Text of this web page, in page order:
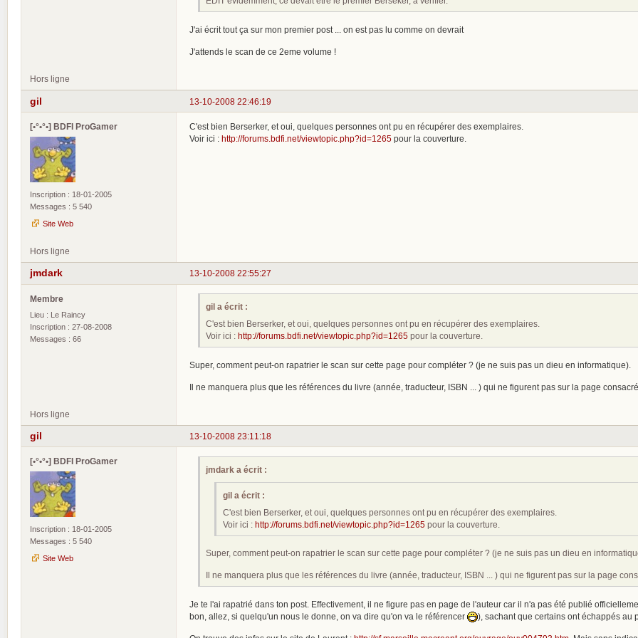
J'ai écrit tout ça sur mon premier post ... on est pas lu comme on devrait
J'attends le scan de ce 2eme volume !
Hors ligne
13-10-2008 22:46:19
gil
[•°•°•] BDFI ProGamer
Inscription : 18-01-2005
Messages : 5 540
Site Web
C'est bien Berserker, et oui, quelques personnes ont pu en récupérer des exemplaires.
Voir ici : http://forums.bdfi.net/viewtopic.php?id=1265 pour la couverture.
Hors ligne
13-10-2008 22:55:27
jmdark
Membre
Lieu : Le Raincy
Inscription : 27-08-2008
Messages : 66
gil a écrit :
C'est bien Berserker, et oui, quelques personnes ont pu en récupérer des exemplaires.
Voir ici : http://forums.bdfi.net/viewtopic.php?id=1265 pour la couverture.
Super, comment peut-on rapatrier le scan sur cette page pour compléter ? (je ne suis pas un dieu en informatique).
Il ne manquera plus que les références du livre (année, traducteur, ISBN ... ) qui ne figurent pas sur la page
Hors ligne
13-10-2008 23:11:18
gil
[•°•°•] BDFI ProGamer
Inscription : 18-01-2005
Messages : 5 540
Site Web
jmdark a écrit :
gil a écrit :
C'est bien Berserker, et oui, quelques personnes ont pu en récupérer des exemplaires.
Voir ici : http://forums.bdfi.net/viewtopic.php?id=1265pour la couverture.
Super, comment peut-on rapatrier le scan sur cette page pour compléter ? (je ne suis pas un dieu en
Il ne manquera plus que les références du livre (année, traducteur, ISBN ... ) qui ne figurent pas sur la page
Je te l'ai rapatrié dans ton post. Effectivement, il ne figure pas en page de l'auteur car il n'a pas été publié
bon, allez, si quelqu'un nous le donne, on va dire qu'on va le référencer
), sachant que certains ont échappés au